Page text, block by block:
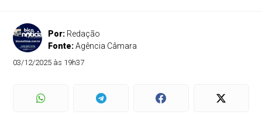
Por: Redação
Fonte:Agência Câmara
03/12/2025 às 19h37